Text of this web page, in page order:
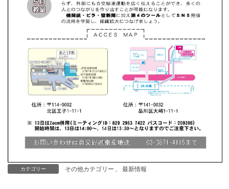
カテゴリー その他カテゴリー 最新情報